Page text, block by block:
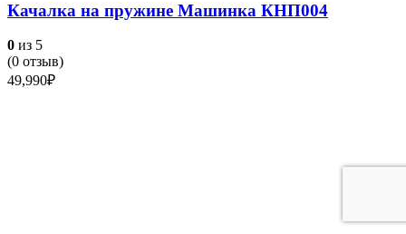
Качалка на пружине Машинка КНП004
0 из 5
(0 отзыв)
49,990₽